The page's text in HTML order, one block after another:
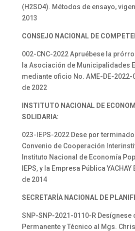
(H2SO4). Métodos de ensayo,
2013
CONSEJO NACIONAL DE
002-CNC-2022 Apruébese la
la Asociación de Municipalidades
mediante oficio No. AME-DE-2022-
de 2022
INSTITUTO NACIONAL DE
SOLIDARIA:
023-IEPS-2022 Dese por
Convenio de Cooperación
Instituto Nacional de Economía
IEPS, y la Empresa Pública
de 2014
SECRETARÍA NACIONAL DE
SNP-SNP-2021-0110-R Desígnese
Permanente y Técnico al Mgs.